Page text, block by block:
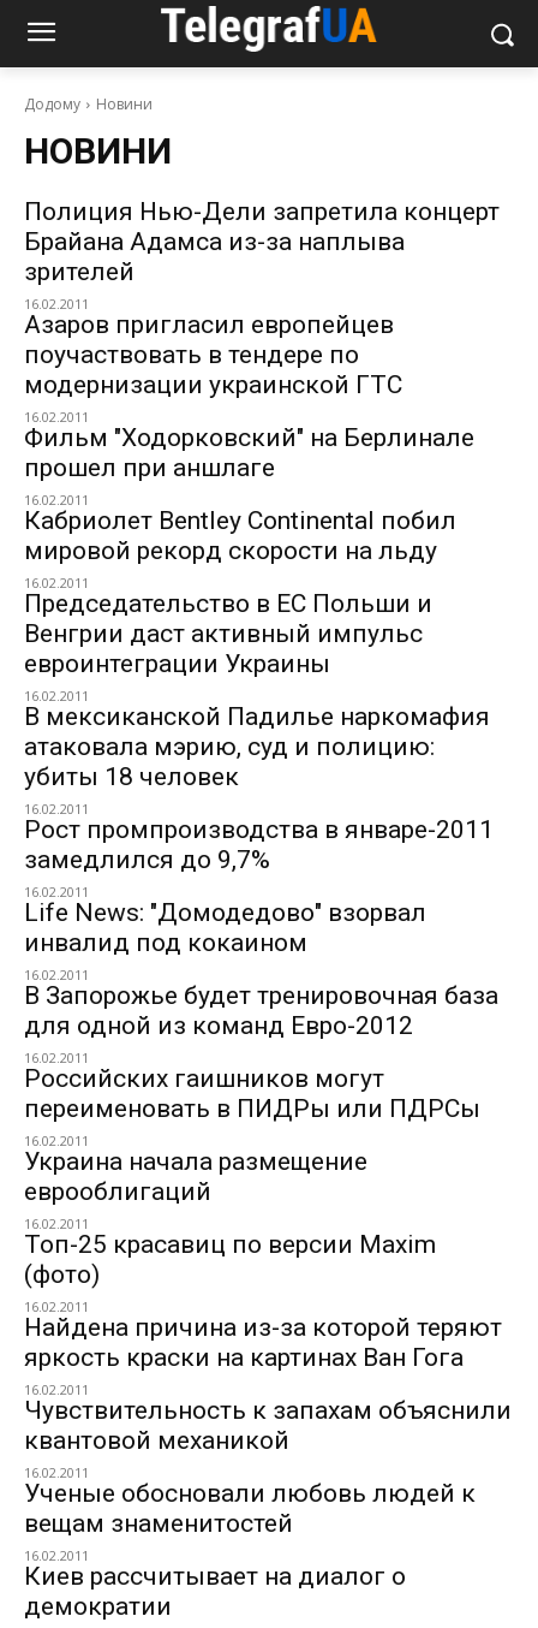
Додому Новини
НОВИНИ
Полиция Нью-Дели запретила концерт
Брайана Адамса из-за наплыва
зрителей
16.02.2011
Азаров пригласил европейцев
поучаствовать в тендере по
модернизации украинской ГТС
16.02.2011
Фильм "Ходорковский" на Берлинале
прошел при аншлаге
16.02.2011
Кабриолет Bentley Continental побил
мировой рекорд скорости на льду
16.02.2011
Председательство в ЕС Польши и
Венгрии даст активный импульс
евроинтеграции Украины
16.02.2011
В мексиканской Падилье наркомафия
атаковала мэрию, суд и полицию:
убиты 18 человек
16.02.2011
Рост промпроизводства в январе-2011
замедлился до 9,7%
16.02.2011
Life News: "Домодедово" взорвал
инвалид под кокаином
16.02.2011
В Запорожье будет тренировочная база
для одной из команд Евро-2012
16.02.2011
Российских гаишников могут
переименовать в ПИДРы или ПДРСы
16.02.2011
Украина начала размещение
еврооблигаций
16.02.2011
Топ-25 красавиц по версии Maxim
(фото)
16.02.2011
Найдена причина из-за которой теряют
яркость краски на картинах Ван Гога
16.02.2011
Чувствительность к запахам объяснили
квантовой механикой
16.02.2011
Ученые обосновали любовь людей к
вещам знаменитостей
16.02.2011
Киев рассчитывает на диалог о
демократии